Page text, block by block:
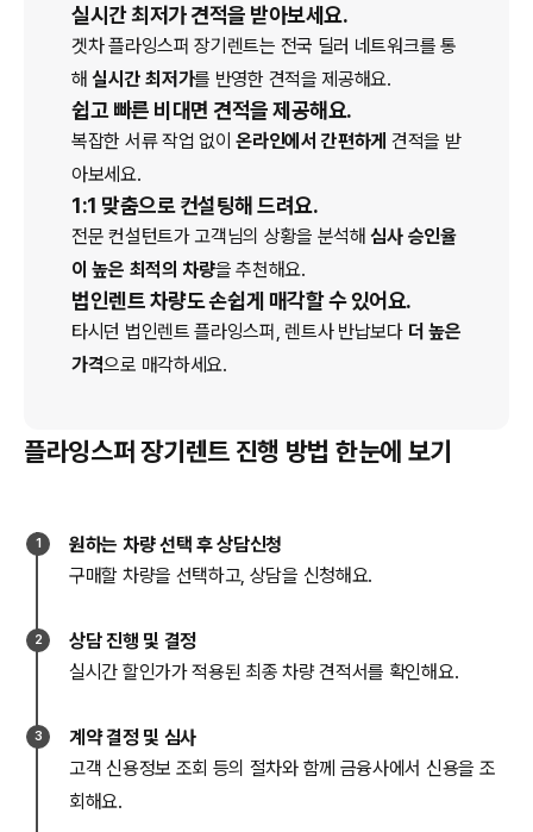
실시간 최저가 견적을 받아보세요.
겟차플라잉스퍼 장기렌트는 전국 딜러 네트워크를 통
해 실시간 최저가를 반영한 견적을 제공해요.
쉽고 빠른 비대면 견적을 제공해요.
복잡한 서류 작업 없이온라인에서 간편하게 견적을 받
아보세요.
1:1 맞춤으로 컨설팅해 드려요.
전문 컨설턴트가 고객님의 상황을 분석해 심사 승인율
이 높은 최적의 차량을 추천해요.
법인렌트 차량도 손쉽게 매각할 수 있어요.
타시던 법인렌트 플라잉스퍼 , 렌트사 반납보다 더 높은
가격으로 매각하세요.
플라잉스퍼 장기렌트 진행 방법 한눈에 보기
1
원하는 차량 선택 후 상담신청
구매할 차량을 선택하고, 상담을 신청해요.
2
상담 진행 및 결정
실시간 할인가가 적용된 최종 차량 견적서를 확인해요.
3
계약 결정 및 심사
고객 신용정보 조회 등의 절차와 함께 금융사에서 신용을 조
회해요.